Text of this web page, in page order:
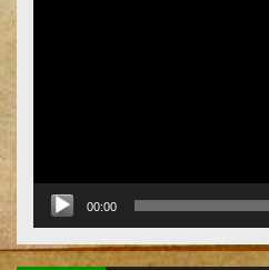
00:00